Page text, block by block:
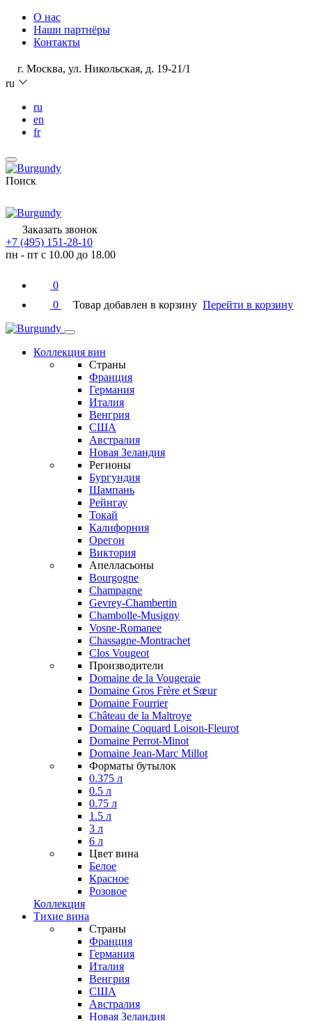
О нас
Наши партнёры
Контакты
г. Москва, ул. Никольская, д. 19-21/1
ru
ru
en
fr
Поиск
Заказать звонок
+7 (495) 151-28-10
пн - пт с 10.00 до 18.00
0
0
Товар добавлен в корзину Перейти в корзину
Коллекция вин
Страны
Франция
Германия
Италия
Венгрия
США
Австралия
Новая Зеландия
Регионы
Бургундия
Шампань
Рейнгау
Токай
Калифорния
Орегон
Виктория
Апелласьоны
Bourgogne
Champagne
Gevrey-Chambertin
Chambolle-Musigny
Vosne-Romanee
Chassagne-Montrachet
Clos Vougeot
Производители
Domaine de la Vougeraie
Domaine Gros Frère et Sœur
Domaine Fourrier
Château de la Maltroye
Domaine Coquard Loison-Fleurot
Domaine Perrot-Minot
Domaine Jean-Marc Millot
Форматы бутылок
0.375 л
0.5 л
0.75 л
1.5 л
3 л
6 л
Цвет вина
Белое
Красное
Розовое
Коллекция
Тихие вина
Страны
Франция
Германия
Италия
Венгрия
США
Австралия
Новая Зеландия